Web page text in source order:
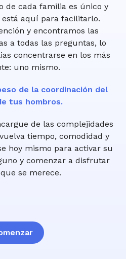
de cada familia es único y
está aquí para facilitarlo.
y encontramos las
a todas las preguntas, lo
concentrarse en los más
uno mismo.
de la coordinación del
tus hombros.
de las complejidades
tiempo, comodidad y
hoy mismo para activar su
y comenzar a disfrutar
se merece.